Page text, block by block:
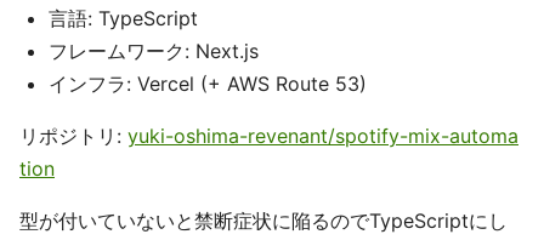
言語: TypeScript
フレームワーク: Next.js
インフラ: Vercel (+ AWS Route 53)
リポジトリ: yuki-oshima-revenant/spotify-mix-automa
tion
型が付いていないと禁断症状に陥るのでTypeScriptにし